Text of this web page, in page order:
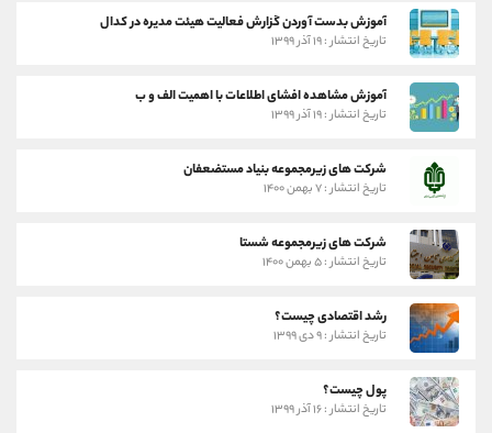
آموزش بدست آوردن گزارش فعالیت هیئت مدیره در کدال
تاریخ انتشار : ۱۹ آذر ۱۳۹۹
آموزش مشاهده افشای اطلاعات با اهمیت الف و ب
تاریخ انتشار : ۱۹ آذر ۱۳۹۹
شرکت های زیرمجموعه بنیاد مستضعفان
تاریخ انتشار : ۷ بهمن ۱۴۰۰
شرکت های زیرمجموعه شستا
تاریخ انتشار : ۵ بهمن ۱۴۰۰
رشد اقتصادی چیست؟
تاریخ انتشار : ۹ دی ۱۳۹۹
پول چیست؟
تاریخ انتشار : ۱۶ آذر ۱۳۹۹